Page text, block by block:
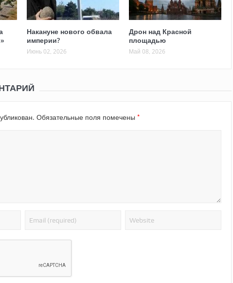
Накануне нового обвала
империи?
Июнь 02, 2026
Дрон над Красной
площадью
Май 08, 2026
Обязательные поля помечены *